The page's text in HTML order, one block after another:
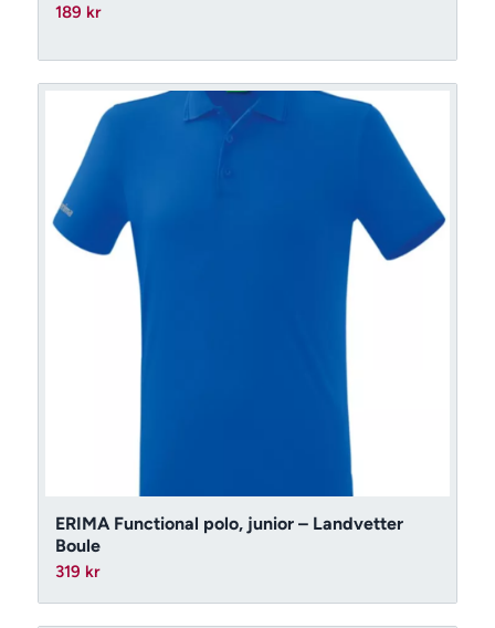
189 kr
ERIMA Functional polo, junior – Landvetter
Boule
319 kr